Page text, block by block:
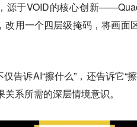
源于VOID的核心创新
改用一个四层级掩码，将画
告诉AI“擦什么”，还告诉它
系所需的深层情境意识。